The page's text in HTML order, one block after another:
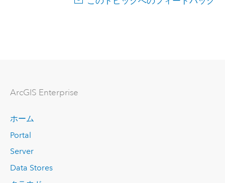
ArcGIS Enterprise
ホーム
Portal
Server
Data Stores